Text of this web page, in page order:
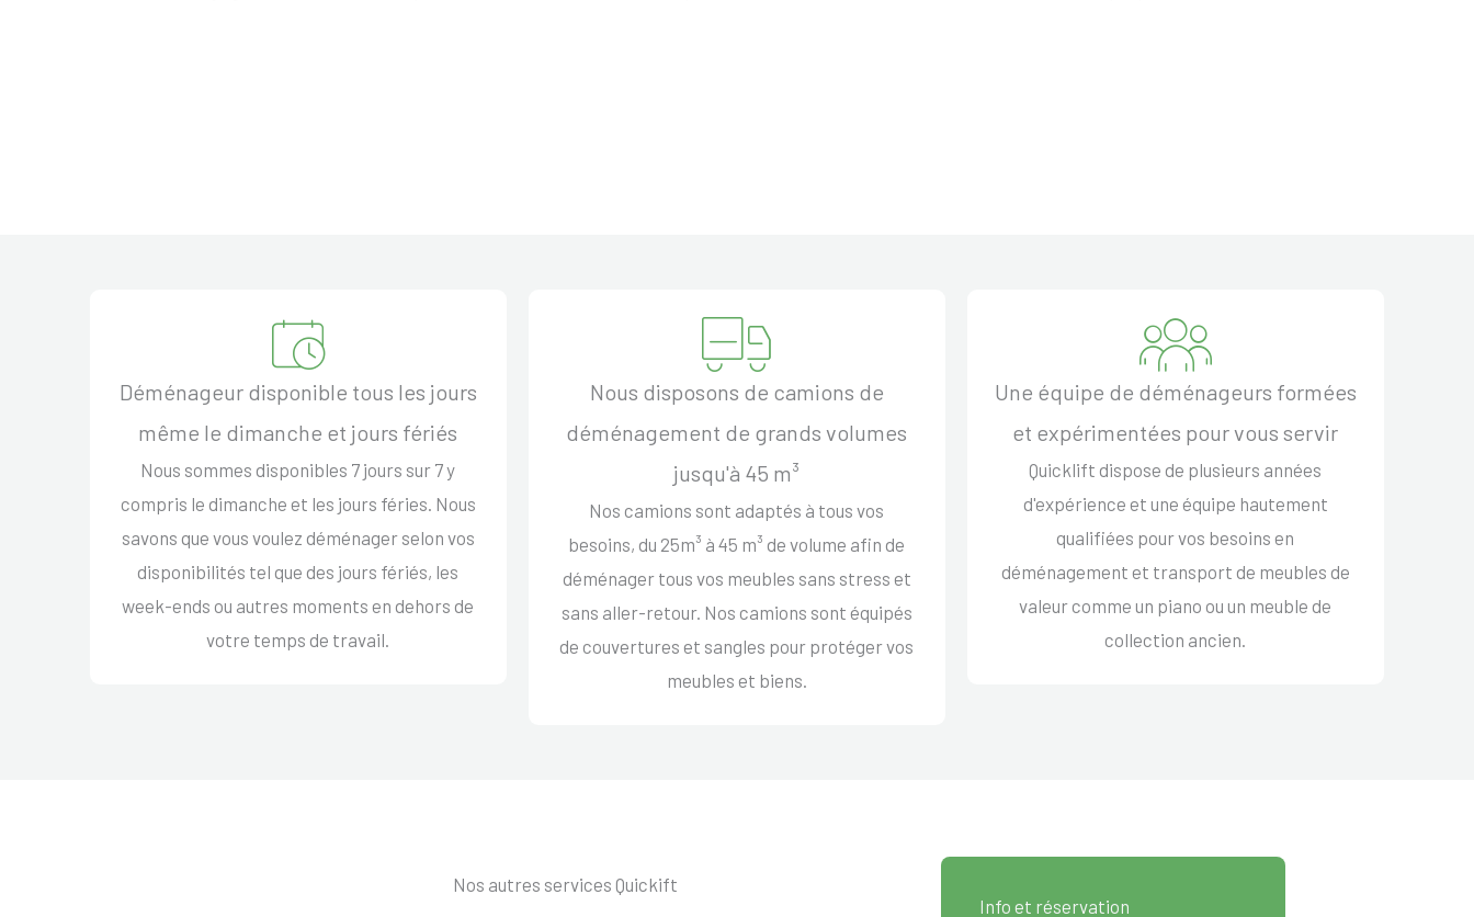
Déménageur disponible tous les jours
même le dimanche et jours fériés
Nous sommes disponibles 7 jours sur 7 y
compris le dimanche et les jours féries. Nous
savons que vous voulez déménager selon vos
disponibilités tel que des jours fériés, les
week-ends ou autres moments en dehors de
votre temps de travail.
Nous disposons de camions de
déménagement de grands volumes
jusqu'à 45 m³
Nos camions sont adaptés à tous vos
besoins, du 25m³ à 45 m³ de volume afin de
déménager tous vos meubles sans stress et
sans aller-retour. Nos camions sont équipés
de couvertures et sangles pour protéger vos
meubles et biens.
Une équipe de déménageurs formées
et expérimentées pour vous servir
Quicklift dispose de plusieurs années
d'expérience et une équipe hautement
qualifiées pour vos besoins en
déménagement et transport de meubles de
valeur comme un piano ou un meuble de
collection ancien.
Nos autres services Quickift
Info et réservation